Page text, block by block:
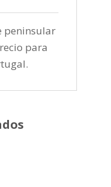
peninsular
para